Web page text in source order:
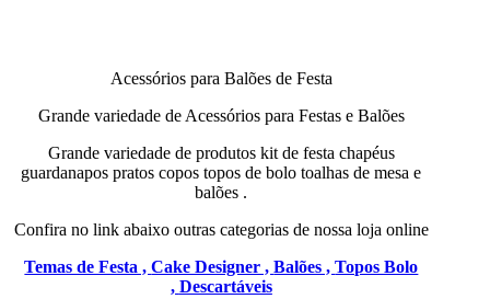
Acessórios para Balões de Festa
Grande variedade de Acessórios para Festas e Balões
Grande variedade de produtos kit de festa chapéus
guardanapos pratos copos topos de bolo toalhas de mesa e
balões .
Confira no link abaixo outras categorias de nossa loja online
Temas de Festa ,Cake Designer ,Balões ,Topos Bolo
, Descartáveis